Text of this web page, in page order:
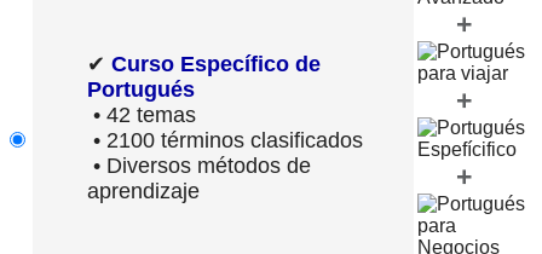
✔ Curso Específico de
Portugués
• 42 temas
• 2100 términos clasificados
• Diversos métodos de
aprendizaje
+
+
+